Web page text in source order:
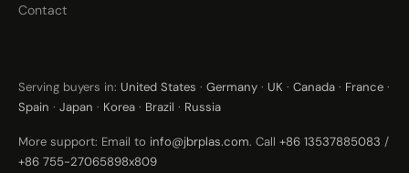
Contact
Serving buyers in: United States · Germany · UK · Canada · France ·
Spain · Japan · Korea · Brazil · Russia
More support: Email to info@jbrplas.com. Call +86 13537885083 /
+86 755-27065898x809